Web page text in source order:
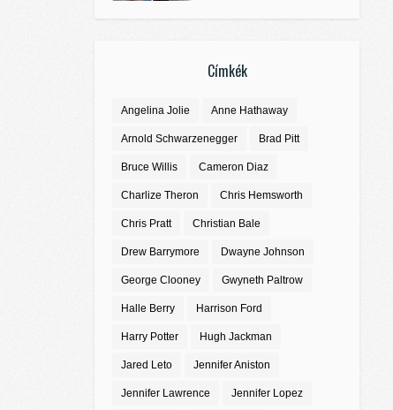
Címkék
Angelina Jolie Anne Hathaway
Arnold Schwarzenegger Brad Pitt
Bruce Willis Cameron Diaz
Charlize Theron Chris Hemsworth
Chris Pratt Christian Bale
Drew Barrymore Dwayne Johnson
George Clooney Gwyneth Paltrow
Halle Berry Harrison Ford
Harry Potter Hugh Jackman
Jared Leto Jennifer Aniston
Jennifer Lawrence Jennifer Lopez